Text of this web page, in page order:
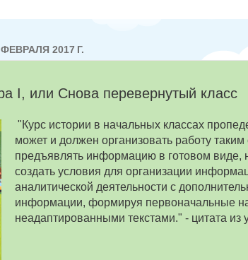
2017 Г.
I, или Снова перевернутый класс
"Курс истории в начальных классах
может и должен организовать работу
предъявлять информацию в готовом виде,
создать условия для организации
аналитической деятельности с
информации, формируя первоначальные
неадаптированными текстами." - цитата из